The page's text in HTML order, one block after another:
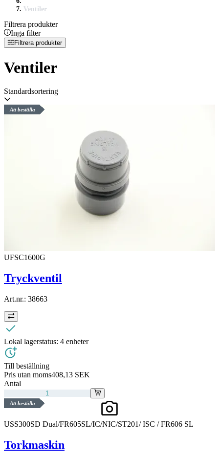
Ventiler
Filtrera produkter
Inga filter
Filtrera produkter
Ventiler
Standardsortering
Att beställa
UFSC1600G
Tryckventil
Art.nr.: 38663
Lokal lagerstatus: 4 enheter
Till beställning
Pris utan moms408,13 SEK
Antal
Att beställa
USS300SD Dual/FR605SL/IC/NIC/ST201/ ISC / FR606 SL
Torkmaskin